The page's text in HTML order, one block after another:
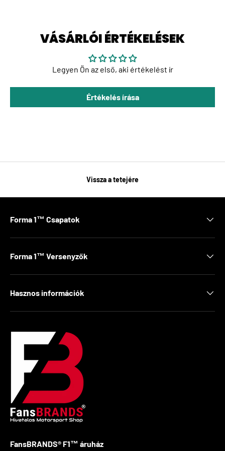
VÁSÁRLÓI ÉRTÉKELÉSEK
Legyen Ön az első, aki értékelést ír
Értékelés írása
Vissza a tetejére
Forma 1™ Csapatok
Forma 1™ Versenyzők
Hasznos információk
FansBRANDS® F1™ áruház